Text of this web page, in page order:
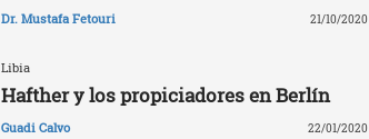
Dr. Mustafa Fetouri 21/10/2020
Libia
Hafther y los propiciadores en Berlín
Guadi Calvo 22/01/2020